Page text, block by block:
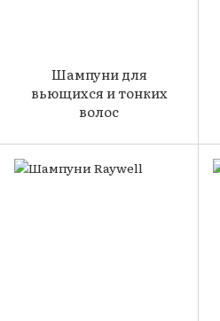
Шампуни для
вьющихся и тонких
волос